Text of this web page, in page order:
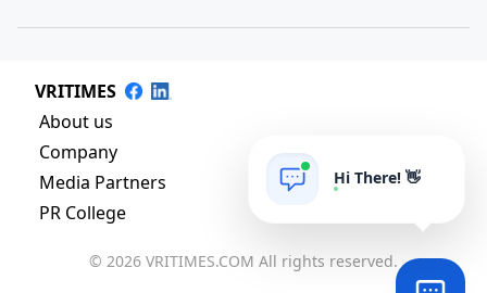
VRITIMES
About us
Company
Media Partners
PR College
© 2026 VRITIMES.COM All rights reserved.
Hi There! 👋